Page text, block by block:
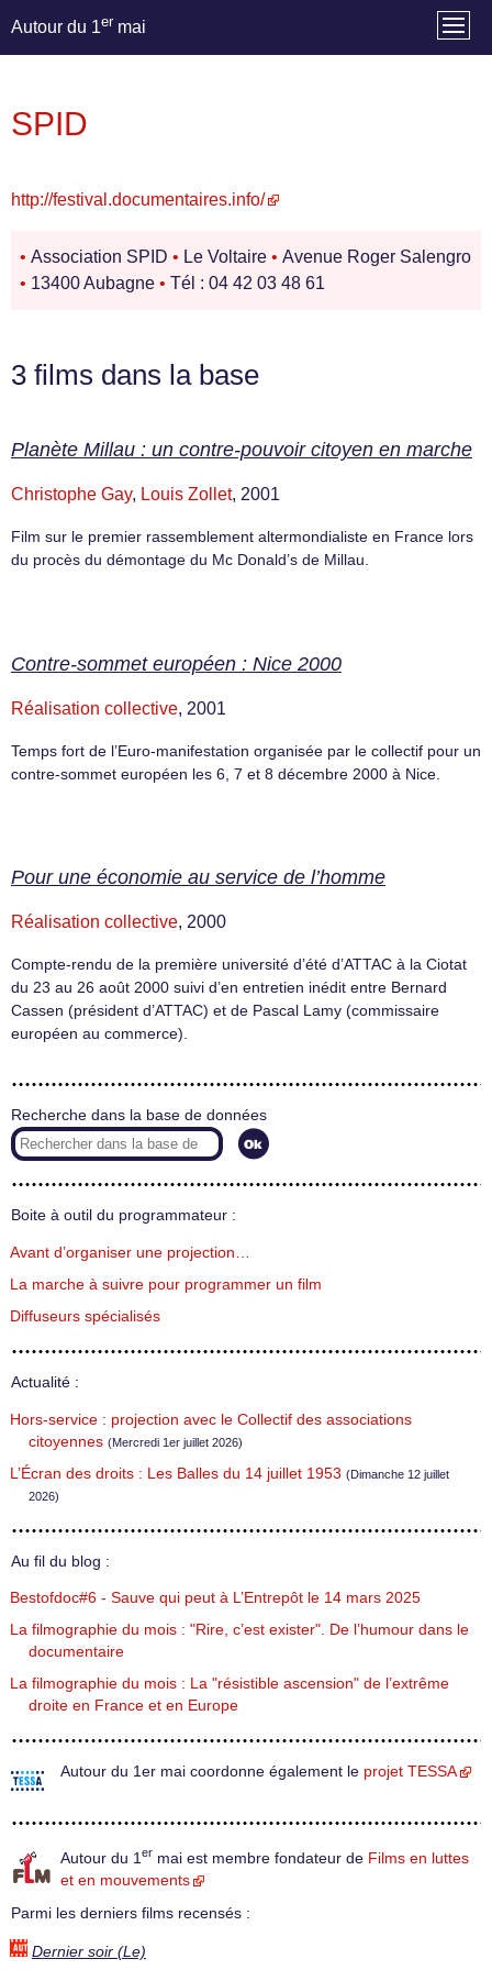
Autour du 1er mai
SPID
http://festival.documentaires.info/
• Association SPID • Le Voltaire • Avenue Roger Salengro
• 13400 Aubagne • Tél : 04 42 03 48 61
3 films dans la base
Planète Millau : un contre-pouvoir citoyen en marche
Christophe Gay, Louis Zollet, 2001
Film sur le premier rassemblement altermondialiste en France lors
du procès du démontage du Mc Donald’s de Millau.
Contre-sommet européen : Nice 2000
Réalisation collective, 2001
Temps fort de l’Euro-manifestation organisée par le collectif pour un
contre-sommet européen les 6, 7 et 8 décembre 2000 à Nice.
Pour une économie au service de l’homme
Réalisation collective, 2000
Compte-rendu de la première université d’été d’ATTAC à la Ciotat
du 23 au 26 août 2000 suivi d’en entretien inédit entre Bernard
Cassen (président d’ATTAC) et de Pascal Lamy (commissaire
européen au commerce).
Recherche dans la base de données
Boite à outil du programmateur :
Avant d’organiser une projection…
La marche à suivre pour programmer un film
Diffuseurs spécialisés
Actualité :
Hors-service : projection avec le Collectif des associations
citoyennes (Mercredi 1er juillet 2026)
L’Écran des droits : Les Balles du 14 juillet 1953 (Dimanche 12 juillet
2026)
Au fil du blog :
Bestofdoc#6 - Sauve qui peut à L’Entrepôt le 14 mars 2025
La filmographie du mois : "Rire, c’est exister". De l’humour dans le
documentaire
La filmographie du mois : La "résistible ascension" de l’extrême
droite en France et en Europe
Autour du 1er mai coordonne également le projet TESSA
Autour du 1 er mai est membre fondateur de Films en luttes
et en mouvements
Parmi les derniers films recensés :
Dernier soir (Le)